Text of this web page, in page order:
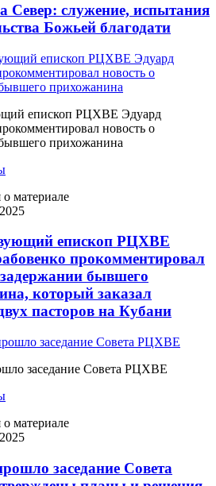
Север: служение, испытания
Божьей благодати
епископ РЦХВЕ Эдуард
новость о
прихожанина
материале
епископ РЦХВЕ
прокомментировал
бывшего
который заказал
пасторов на Кубани
заседание Совета РЦХВЕ
материале
заседание Совета